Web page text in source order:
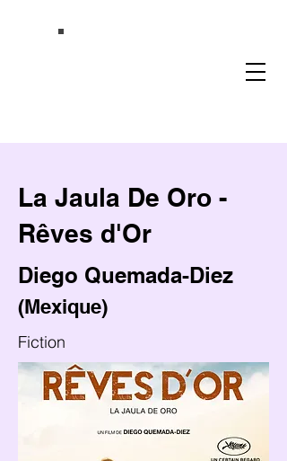
La Jaula De Oro -
Rêves d'Or
Diego Quemada-Diez
(Mexique)
Fiction